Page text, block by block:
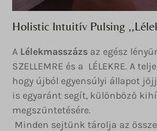
Holistic Intuitív Pulsing
A Lélekmasszázs az egész
SZELLEMRE és a LÉLEKRE. A
hogy újból egyensúlyi állapot
is egyaránt segít, különböző
megszüntetésére.
Minden sejtünk tárolja az